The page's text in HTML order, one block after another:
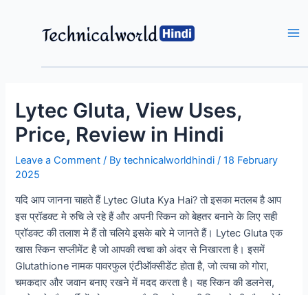
Lytec Gluta, View Uses,
Price, Review in Hindi
Leave a Comment / Bytechnicalworldhindi/18 February
2025
यदि आप जानना चाहते हैं Lytec Gluta Kya Hai? तो इसका मतलब है आप
इस प्रॉडक्ट मे रुचि ले रहे हैं और अपनी स्किन को बेहतर बनाने के लिए सही
प्रॉडक्ट की तलाश मे हैं तो चलिये इसके बारे मे जानते हैं। Lytec Gluta एक
खास स्किन सप्लीमेंट है जो आपकी त्वचा को अंदर से निखारता है। इसमें
Glutathione नामक पावरफुल एंटीऑक्सीडेंट होता है, जो त्वचा को गोरा,
चमकदार और जवान बनाए रखने में मदद करता है। यह स्किन की डलनेस,